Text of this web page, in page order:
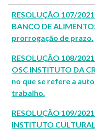
RESOLUÇÃO 107/
BANCO DE
prorrogação de prazo.
RESOLUÇÃO 108/
OSC INSTITUTO DA
no que se refere a
trabalho.
RESOLUÇÃO 109/
INSTITUTO